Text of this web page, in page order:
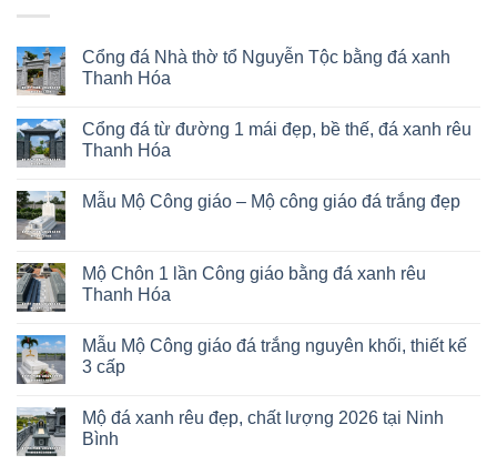
Cổng đá Nhà thờ tổ Nguyễn Tộc bằng đá xanh
Thanh Hóa
Cổng đá từ đường 1 mái đẹp, bề thế, đá xanh rêu
Thanh Hóa
Mẫu Mộ Công giáo – Mộ công giáo đá trắng đẹp
Mộ Chôn 1 lần Công giáo bằng đá xanh rêu
Thanh Hóa
Mẫu Mộ Công giáo đá trắng nguyên khối, thiết kế
3 cấp
Mộ đá xanh rêu đẹp, chất lượng 2026 tại Ninh
Bình